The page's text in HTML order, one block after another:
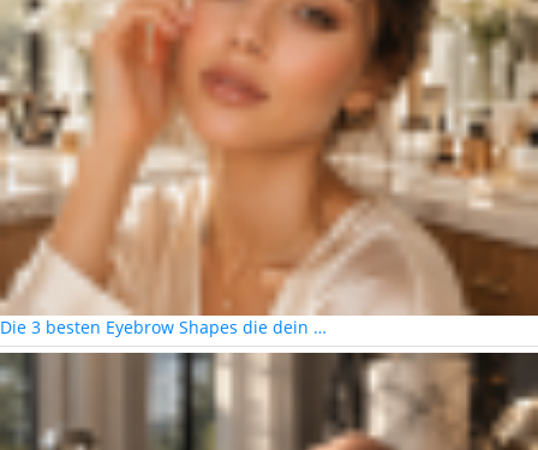
Die 3 besten Eyebrow Shapes die dein …